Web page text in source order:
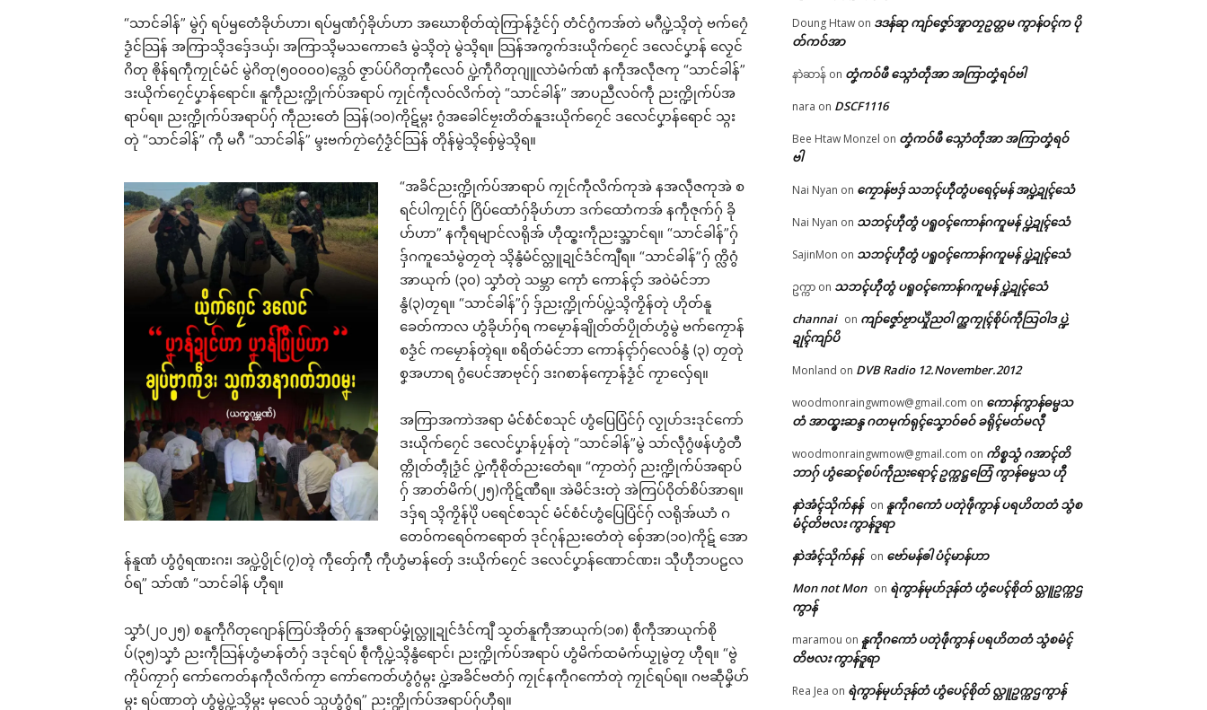
ဗွဳဒဳယဵု
ကေတ်အဆက်
Related
ဂၠေင် ပ္ဍဲဒပ်ပၞာန်ဗၟာဖအိုတ်မ္
ဂး ………
July 27, 2026
In "လိက်ပရေၚ်"
ပ်ဗၠာဲသၟိင်ပါလုပ်ကီု သီုဖအို
တ် သၟတ် (၇) တၠ ဒးဒုင်ရပ်
သ္ပကောန်ပၞာန်
August 6, 2026
In "ပရိုၚ်"
သွက်သ္ဂောံပသောင်တိဍာ်
ဂှ် ကရောင်ပၞာန်ကမ္မယှေန်
ပၞာန် ရပ်ကော်ဏာ ညး
ဒေသ တယျက်ချာင် (၈၀)
တၠပြင် အပ္ဍဲပွိုင်ၜါသတ္တဟ
April 8, 2026
In "ပရိုၚ်"
“သာင်ခါန်” မွဲဂှ် ရပ်ၝတေံခိုဟ်ဟာ၊ ရပ်ၝဏံဂှ်ခိုဟ်ဟာ အဃောစိုတ်ထုဲကြာန်ဒၟံင်ဂှ် တံင်ဂွံကအ်တဲ မဂဳပ္ဍဲသ္ၚိတုဲ ဗက်ဂၠေံ
ဒၟံင်သြန် အကြာသ္ၚိဒဒှ်ေဒယှ်၊ အကြာသ္ၚိမသကောဒေံ မွဲသ္ၚိတုဲ မွဲသ္ၚိရ။ သြန်အကွက်ဒးယိုက်ဂၠေင် ဒလေင်ပၞာန် လၟေင်
ဂိတု ၜိုန်ရကဵုကၠုင်မံင် မွဲဂိတု(၅၀၀၀၀)ဒ္ကေဝ် ဇၟာပ်ပ်ဂိတုကီုလေဝ် ပ္ဍဲကဵုဂိတုဂျူလာဲမံက်ဏံ နကဵုအလဵုဇကု “သာင်ခါန်”
ဒးယိုက်ဂၠေင်ပၞာန်ရောင်။ နူကဵုညးက္ဍိုက်ပ်အရာပ် ကၠုင်ကဵုလဝ်လိက်တုဲ “သာင်ခါန်” အာပညဳလဝ်ကဵု ညးက္ဍိုက်ပ်အ
ရာပ်ရ။ ညးက္ဍိုက်ပ်အရာပ်ဂှ် ကဵုညးတေံ သြန်(၁၀)ကိုဋ်မ္ဂး ဂွံအခေါင်ဗၠးတိတ်နူဒးယိုက်ဂၠေင် ဒလေင်ပၞာန်ရောင် သ္ဂး
တုဲ “သာင်ခါန်” ကဵု မဂဳ “သာင်ခါန်” မ္ဒးဗက်ဂၠာဲဂၠေံဒၟံင်သြန် တိုန်မွဲသ္ၚိစှ်ေမွဲသ္ၚိရ။
“အခိင်ညးက္ဍိုက်ပ်အာရာပ် ကၠုင်ကဵုလိက်ကုအဲ နအလဵုဇကုအဲ စ
ရင်ပါကၠုင်ဂှ် ဂြိပ်ထောံဂှ်ခိုဟ်ဟာ ဒက်ထောံကအ် နကဵုဇုက်ဂှ် ခို
ဟ်ဟာ” နကဵုရမျာင်လရိုအ် ဟီုထ္ၜးကဵုညးသ္အာင်ရ။ “သာင်ခါန်”ဂှ်
ဒှ်ဂကူသေံမွဲတၠတုဲ သ္ၚိနွံမံင်လ္တူဍုင်ဒံင်ကျဳရ။ “သာင်ခါန်”ဂှ် က္လိဂွံ
အာယုက် (၃၀) သၞာံတုဲ သမ္ဘာ ကေုာံ ကောန်ၚာ် အဝဲမံင်ဘာ
နွံ(၃)တၠရ။ “သာင်ခါန်”ဂှ် ဒှ်ညးက္ဍိုက်ပ်ပ္ဍဲသ္ၚိကၟိန်တုဲ ဟိုတ်နူ
ခေတ်ကာလ ဟွံခိုဟ်ဂှ်ရ ကမၠောန်ချိုတ်တ်ပၠိုတ်ဟွံမွဲ ဗက်ကၠောန်
စဒၟံင် ကမၠောန်တ္ၚဲရ။ စရိတ်မံင်ဘာ ကောန်ၚာ်ဂှ်လေဝ်နွံ (၃) တၠတုဲ
စၞအဟာရ ဂွံပေင်အာဗုင်ဂှ် ဒးဂစာန်ကၠောန်ဒၟံင် ကၟာလှ်ေရ။
အကြာအကာဲအရာ မံင်စံင်စသုင် ဟွံပြေပြံင်ဂှ် လၟုဟ်ဒးဒုင်ကော်
ဒးယိုက်ဂၠေင် ဒလေင်ပၞာန်ပၠန်တုဲ “သာင်ခါန်”မွဲ သာ်လဵုဂွံဖန်ဟွံတီ
တ္ကိုတ်တ္ၚဵုဒၟံင် ပ္ဍဲကဵုစိုတ်ညးတေံရ။ “ကၠာတဲဂှ် ညးက္ဍိုက်ပ်အရာပ်
ဂှ် အာတ်မိက်(၂၅)ကိုဋ်ဏီရ။ အဲမိင်ဒးတုဲ အဲကြပ်ဝိုတ်စိပ်အာရ။
ဒဒှ်ရ သ္ၚိကၟိန်ပိုဲ ပရေင်စသုင် မံင်စံင်ဟွံပြေပြံင်ဂှ် လရိုအ်ယာံ ဂ
တေဝ်ကရေဝ်ကရောတ် ဒုင်ဂုန်ညးတေံတုဲ စှ်ေအာ(၁၀)ကိုဋ် အော
န်နူဏံ ဟွံဂွံရဏးဂး၊ အပ္ဍဲပွိုင်(၇)တ္ၚဲ ကဵုတှ်ေကဵဵု ကဵုဟွံမာန်တှ်ေ ဒးယိုက်ဂၠေင် ဒလေင်ပၞာန်ဏောင်ဏး၊ သီုဟီုဘပဠလ
ဝ်ရ” သာ်ဏံ “သာင်ခါန် ဟီုရ။
သၞာံ(၂၀၂၅) စနူကဵုဂိတုဂျောန်ကြပ်အိုတ်ဂှ် နူအရာပ်မၞုံလ္တူဍုင်ဒံင်ကျဳ သၟတ်နူကဵုအာယုက်(၁၈) စဵုကဵုအာယုက်စို
ပ်(၃၅)သၞာံ ညးကဵုသြန်ဟွံမာန်တံဂှ် ဒဒုင်ရပ် စဵုကဵုပ္ဍဲသ္ၚိနွံရောင်၊ ညးက္ဍိုက်ပ်အရာပ် ဟွံမိက်ထမံက်ယၟုမွဲတၠ ဟီုရ။ “ဗွဲ
ကိုပ်ကၠာဂှ် ကော်ကေတ်နကဵုလိက်ကၠာ ကော်ကေတ်ဟွံဂွံမ္ဂး ပ္ဍဲအခိင်ဗတံဂှ် ကၠုင်နကဵုဂကောံတုဲ ကၠုင်ရပ်ရ။ ဂဗဆဵုမၞိဟ်
မ္ဂး ရပ်ဏာတုဲ ဟွံမွဲပ္ဍဲသ္ၚိမ္ဂး မုလေဝ် သ္ပဟွံဂွံရ” ညးက္ဍိုက်ပ်အရာပ်ဂှ်ဟီုရ။
Doung Htaw on ဒဒန်ဆု ကျာ်ဇၞော်အ္စာတၠဥတ္တမ ကွာန်ဝၚ်က ပို
တ်ကဝ်အာ
နာဲဆာန် on တၞံကဝ်ဖီ သ္ဂောံတဵုအာ အကြာတၞံရဝ်ဗါ
nara on DSCF1116
Bee Htaw Monzel on တၞံကဝ်ဖီ သ္ဂောံတဵုအာ အကြာတၞံရဝ်
ဗါ
Nai Nyan on ကၠောန်ဗဒှ် သဘၚ်ဟီုတွံပရေၚ်မန် အပ္ဍဲဍုၚ်သေံ
Nai Nyan on သဘၚ်ဟီုတွံ ပရူဝၚ်ကောန်ဂကူမန် ပ္ဍဲဍုၚ်သေံ
SajinMon on သဘၚ်ဟီုတွံ ပရူဝၚ်ကောန်ဂကူမန် ပ္ဍဲဍုၚ်သေံ
ဥက္ကာ on သဘၚ်ဟီုတွံ ပရူဝၚ်ကောန်ဂကူမန် ပ္ဍဲဍုၚ်သေံ
channai on ကျာ်ဇၞော်ဗၟာယှိုဲညဝါ က္ညကၠုၚ်စိုပ်ကဵုသြဝါဒ ပ္ဍဲ
ဍုၚ်ကျာ်ပိ
Monland on DVB Radio 12.November.2012
woodmonraingwmow@gmail.com on ကောန်ကွာန်ဓမ္မသ
တံ အာထ္ၜးဆန္ဒ ဂတမုက်ရုၚ်သၞောဝ်ဓဝ် ခရိုၚ်မတ်မလီု
woodmonraingwmow@gmail.com on ကိစ္စသွံ ဂအာၚ်တိ
ဘာဂှ် ဟွံဆေၚ်စပ်ကဵုညးရောၚ် ဥက္ကဋ္ဌတြေံ ကွာန်ဓမ္မသ ဟီု
နာဲအံၚ်သိုက်နန် on နူကဵုဂကောံ ပတုဲဖဵုကွာန် ပရဟိတတံ သွံစ
မံၚ်တိဗလး ကွာန်ဒူရာ
နာဲအံၚ်သိုက်နန် on ဗော်မန်ၜါ ပံၚ်မာန်ဟာ
Mon not Mon on ရဲကွာန်မုဟ်ဒုန်တံ ဟွံပေၚ်စိုတ် လ္တူဥက္ကဌ
ကွာန်
maramou on နူကဵုဂကောံ ပတုဲဖဵုကွာန် ပရဟိတတံ သွံစမံၚ်
တိဗလး ကွာန်ဒူရာ
Rea Jea on ရဲကွာန်မုဟ်ဒုန်တံ ဟွံပေၚ်စိုတ် လ္တူဥက္ကဌကွာန်